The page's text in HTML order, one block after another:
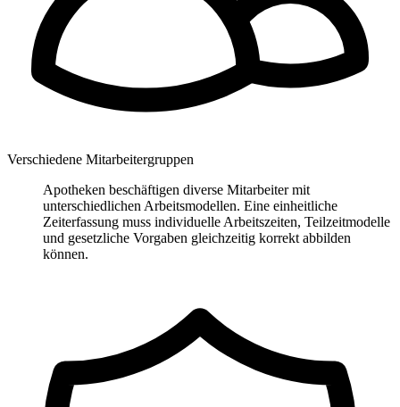
Verschiedene Mitarbeitergruppen
Apotheken beschäftigen diverse Mitarbeiter mit
unterschiedlichen Arbeitsmodellen. Eine einheitliche
Zeiterfassung muss individuelle Arbeitszeiten, Teilzeitmodelle
und gesetzliche Vorgaben gleichzeitig korrekt abbilden
können.